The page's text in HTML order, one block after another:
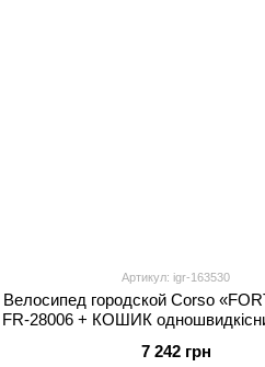
Артикул: igr-163530
Велосипед городской Corso
FR-28006 + КОШИК
7 242 грн